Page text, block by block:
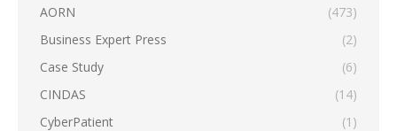
AORN
(473)
Business Expert Press
(2)
Case Study
(6)
CINDAS
(14)
CyberPatient
(1)